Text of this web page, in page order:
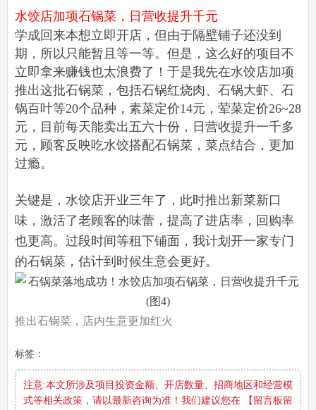
水饺店加项石锅菜，日营收提升千元
学成回来本想立即开店，但由于隔壁铺子还没到
期，所以只能暂且等一等。但是，这么好的项目不
立即拿来赚钱也太浪费了！于是我先在水饺店加项
推出这批石锅菜，包括石锅红烧肉、石锅大虾、石
锅百叶等20个品种，素菜定价14元，荤菜定价26~28
元，目前每天能卖出五六十份，日营收提升一千多
元，顾客反映吃水饺搭配石锅菜，菜点结合，更加
过瘾。
关键是，水饺店开业三年了，此时推出新菜新口
味，激活了老顾客的味蕾，提高了进店率，回购率
也更高。过段时间等租下铺面，我计划开一家专门
的石锅菜，估计到时候生意会更好。
推出石锅菜，店内生意更加红火
标签：
注意:本文所涉及项目投资金额、开店数量、招商地区和经营模
式等相关政策，请以最新咨询为准！我们建议您在 【留言板留